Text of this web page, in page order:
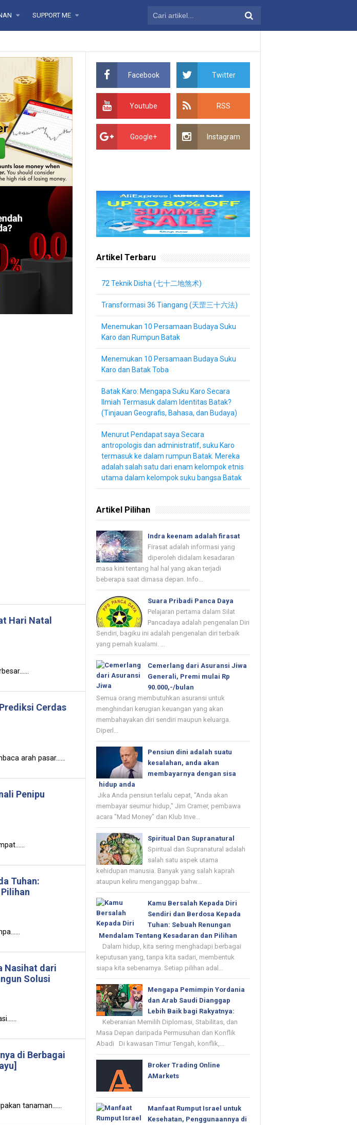
SUPPORT ME
Hari Natal
Cerdas
arah pasar......
Penipu
Tuhan:
Nasihat dari
Solusi
di Berbagai
tanaman......
Facebook Twitter
Youtube RSS
Google+ Instagram
Artikel Terbaru
72 Teknik Disha (七十二地煞术)
Transformasi 36 Tiangang (天罡三十六法)
Menemukan 10 Persamaan Budaya Suku
Karo dan Rumpun Batak
Menemukan 10 Persamaan Budaya Suku
Karo dan Batak Toba
Batak Karo: Mengapa Suku Karo Secara
Ilmiah Termasuk dalam Identitas Batak?
(Tinjauan Geografis, Bahasa, dan Budaya)
Menurut Pendapat saya Secara
antropologis dan administratif, suku Karo
termasuk ke dalam rumpun Batak. Mereka
adalah salah satu dari enam kelompok etnis
utama dalam kelompok suku bangsa Batak
Artikel Pilihan
Indra keenam adalah firasat
Firasat adalah informasi yang
diperoleh didalam kesadaran
masa kini tentang hal hal yang akan terjadi
beberapa saat dimasa depan. Info...
Suara Pribadi Panca Daya
Pelajaran pertama dalam Silat
Pancadaya adalah pengenalan Diri
Sendiri, bagiku ini adalah pengenalan diri terbaik
yang pernah kualami. ...
Cemerlang dari Asuransi Jiwa
Generali, Premi mulai Rp
90.000,-/bulan
Semua orang membutuhkan asuransi untuk
menghindari kerugian keuangan yang akan
membahayakan diri sendiri maupun keluarga.
Diperl...
Pensiun dini adalah suatu
kesalahan, anda akan
membayarnya dengan sisa
hidup anda
Jika Anda pensiun terlalu cepat, "Anda akan
membayar seumur hidup," Jim Cramer, pembawa
acara "Mad Money" dan Klub Inve...
Spiritual Dan Supranatural
Spiritual dan Supranatural adalah
salah satu aspek utama
kehidupan manusia. Banyak yang salah kaprah
ataupun keliru menganggap bahw...
Kamu Bersalah Kepada Diri
Sendiri dan Berdosa Kepada
Tuhan: Sebuah Renungan
Mendalam Tentang Kesadaran dan Pilihan
Dalam hidup, kita sering menghadapi berbagai
keputusan yang, tanpa kita sadari, membentuk
siapa kita sebenarnya. Setiap pilihan adal...
Mengapa Pemimpin Yordania
dan Arab Saudi Dianggap
Lebih Baik bagi Rakyatnya:
Keberanian Memilih Diplomasi, Stabilitas, dan
Masa Depan daripada Permusuhan dan Konflik
Abadi Di kawasan Timur Tengah, konflik,...
Broker Trading Online
AMarkets
Manfaat Rumput Israel untuk
Kesehatan, Penggunaannya di